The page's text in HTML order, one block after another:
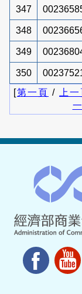
347
348
349
350
[第一頁 / 上